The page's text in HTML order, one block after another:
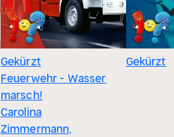
Gekürzt
Feuerwehr - Wasser
marsch!
Carolina
Zimmermann,
Gekürzt